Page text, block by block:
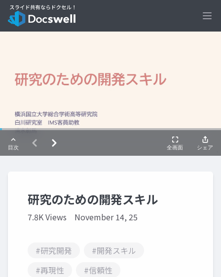
研究のための開発スキル
7.8K Views November 14, 25
#研究開発
#開発スキル
#再現性
#信頼性